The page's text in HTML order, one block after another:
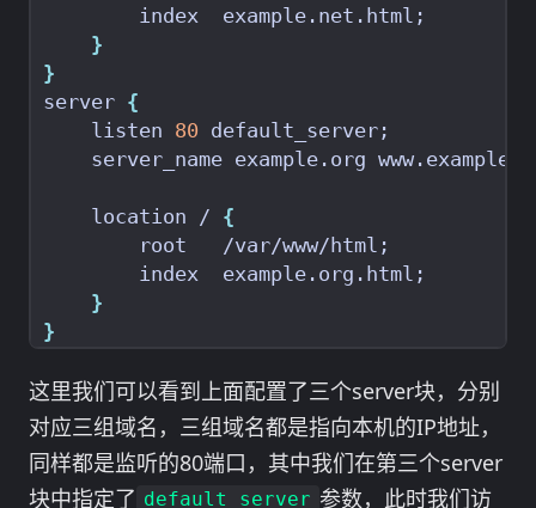
        index  example.net.html
;
}
}
server {
    listen
80 default_server ;
server_name example.org
    location /
{
        root   /var/www/html
;
        index  example.org.html
;
}
}
这里我们可以看到上面配置了三个server块，分别
对应三组域名，三组域名都是指向本机的IP地址，
同样都是监听的80端口，其中我们在第三个server
块中指定了 default_server 参数，此时我们访